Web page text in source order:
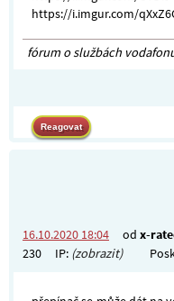
https://i.imgur.com/
fórum o službách
16.10.2020 18:04 od x-
230
IP: (zobrazit)